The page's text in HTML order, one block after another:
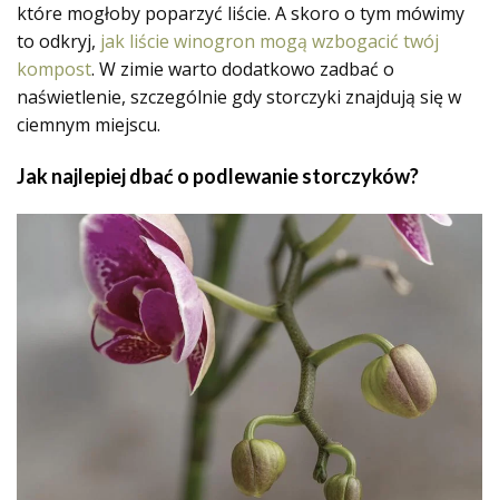
które mogłoby poparzyć liście. A skoro o tym mówimy
to odkryj, jak liście winogron mogą wzbogacić twój
kompost. W zimie warto dodatkowo zadbać o
naświetlenie, szczególnie gdy storczyki znajdują się w
ciemnym miejscu.
Jak najlepiej dbać o podlewanie storczyków?